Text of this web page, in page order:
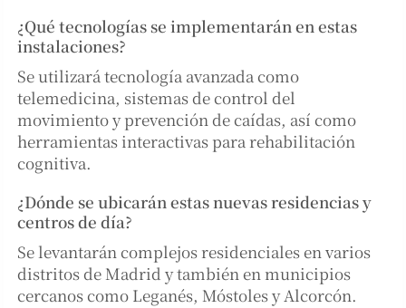
¿Qué tecnologías se implementarán en estas
instalaciones?
Se utilizará tecnología avanzada como
telemedicina, sistemas de control del
movimiento y prevención de caídas, así como
herramientas interactivas para rehabilitación
cognitiva.
¿Dónde se ubicarán estas nuevas residencias y
centros de día?
Se levantarán complejos residenciales en varios
distritos de Madrid y también en municipios
cercanos como Leganés, Móstoles y Alcorcón.